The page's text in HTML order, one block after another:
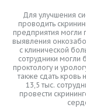
Для улучшения
проводить
предприятия могли
выявления
с клинической
сотрудники могли
проктологу и
также сдать кровь
13,5 тыс.
провести